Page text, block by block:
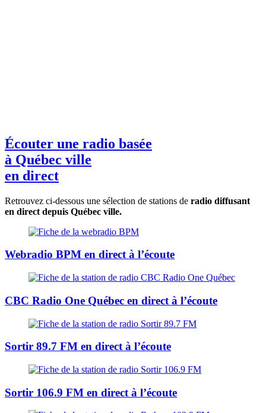
Écouter une radio basée
à Québec ville
en direct
Retrouvez ci-dessous une sélection de stations de radio diffusant
en direct depuis Québec ville.
Webradio BPM en direct à l’écoute
CBC Radio One Québec en direct à l’écoute
Sortir 89.7 FM en direct à l’écoute
Sortir 106.9 FM en direct à l’écoute